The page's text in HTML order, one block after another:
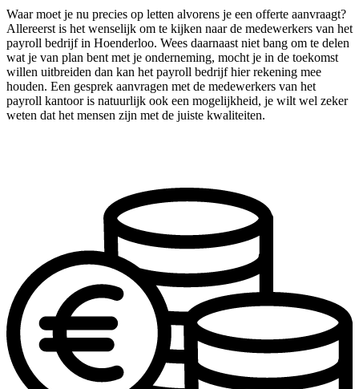
Waar moet je nu precies op letten alvorens je een offerte aanvraagt?
Allereerst is het wenselijk om te kijken naar de medewerkers van het
payroll bedrijf in Hoenderloo. Wees daarnaast niet bang om te delen
wat je van plan bent met je onderneming, mocht je in de toekomst
willen uitbreiden dan kan het payroll bedrijf hier rekening mee
houden. Een gesprek aanvragen met de medewerkers van het
payroll kantoor is natuurlijk ook een mogelijkheid, je wilt wel zeker
weten dat het mensen zijn met de juiste kwaliteiten.